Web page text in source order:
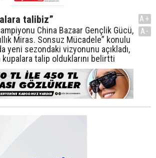
talibiz”
China Bazaar Gençlik Gücü,
Miras. Sonsuz Mücadele” konulu
yeni sezondaki vizyonunu açıkladı,
talip olduklarını belirtti
A+
A-